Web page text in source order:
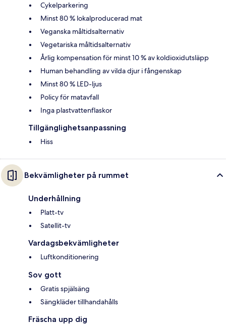
Cykelparkering
Minst 80 % lokalproducerad mat
Veganska måltidsalternativ
Vegetariska måltidsalternativ
Årlig kompensation för minst 10 % av koldioxidutsläpp
Human behandling av vilda djur i fångenskap
Minst 80 % LED-ljus
Policy för matavfall
Inga plastvattenflaskor
Tillgänglighetsanpassning
Hiss
Bekvämligheter på rummet
Underhållning
Platt-tv
Satellit-tv
Vardagsbekvämligheter
Luftkonditionering
Sov gott
Gratis spjälsäng
Sängkläder tillhandahålls
Fräscha upp dig